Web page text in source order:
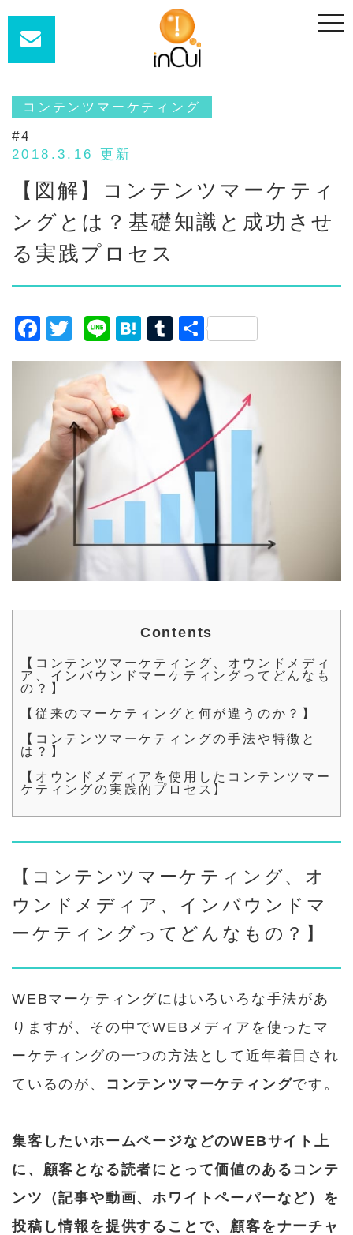
t
o
コンテンツマーケティング
#4
2018.3.16 更新
【図解】コンテンツマーケティ
ングとは？基礎知識と成功させ
る実践プロセス
F
a
e
b
o
o
k
T
w
it
t
e
r
Li
n
H
a
t
T
u
m
bl
r
共
有
Contents
【コンテンツマーケティング、オウンドメディ
ア、インバウンドマーケティングってどんなも
の？】
【従来のマーケティングと何が違うのか？】
【コンテンツマーケティングの手法や特徴と
は？】
【オウンドメディアを使用したコンテンツマー
ケティングの実践的プロセス】
【コンテンツマーケティング、オ
ウンドメディア、インバウンドマ
ーケティングってどんなもの？】
WEBマーケティングにはいろいろな手法があ
りますが、その中でWEBメディアを使ったマ
ーケティングの一つの方法として近年着目され
ているのが、
コンテンツマーケティングです。
集客したいホームページなどのWEBサイト上
に、顧客となる読者にとって価値のあるコンテ
ンツ（記事や動画、ホワイトペーパーなど）を
投稿し情報を提供することで、顧客をナーチャ